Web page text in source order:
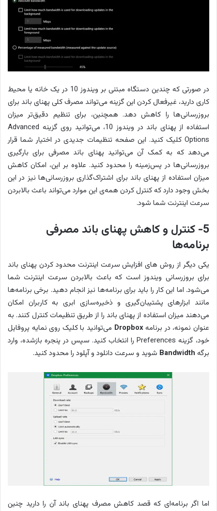
در صورتی که چندین دستگاه مبتنی بر ویندوز 10 در یک خانه یا محیط
کاری دارید، غیرفعال کردن این گزینه می‌تواند مصرف کلی پهنای باند برای
بروزرسانی‌ها را کاهش دهد. همچنین، برای تنظیم دقیق‌تر میزان
استفاده از پهنای باند در ویندوز 10، می‌توانید روی گزینه Advanced
Options کلیک کنید. این صفحه تنظیمات جدیدی در اختیار شما قرار
می‌دهد که به کمک آن می‌توانید پهنای باند مصرفی برای بارگیری
بروزرسانی‌ها در پس‌زمینه را محدود کنید. علاوه بر این، امکان کاهش
میزان استفاده از پهنای باند برای اشتراک‌گذاری بروزرسانی‌ها نیز در این
بخش وجود دارد که کنترل کردن همه‌ی این موارد می‌تواند باعث بالابردن
سرعت اینترنت شما شود.
5- کنترل و کاهش پهنای باند مصرفی
برنامه‌ها
یکی دیگر از روش های افزایش سرعت اینترنت محدود کردن پهنای باند
برای بروزرسانی ویندوز است که باعث بالابردن سرعت اینترنت شما
می‌شود. اما این کار را باید برای برنامه‌ها نیز انجام دهید. برخی برنامه‌ها
مانند ابزارهای پشتیبان‌گیری و ذخیره‌سازی ابری به کاربران امکان
می‌دهند میزان استفاده از پهنای باند را از طریق تنظیمات کنترل کنند. به
عنوان نمونه، در برنامهDropbox می‌توانید با کلیک روی نمایه پروفایل
خود، گزینه Preferences را انتخاب کنید. سپس در پنجره بازشده، وارد
برگه Bandwidth شوید و سرعت دانلود و آپلود را محدود کنید.
اما اگر برنامه‌ای که قصد کاهش مصرف پهنای باند آن را دارید چنین